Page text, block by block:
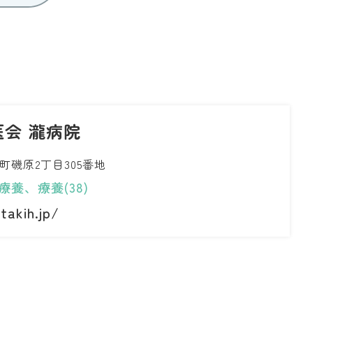
瀧病院
磯原2丁目305番地
養、療養(38)